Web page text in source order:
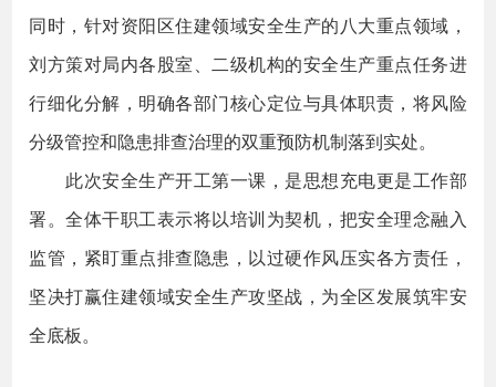
同时，针对资阳区住建领域安全生产的八大重点领域，
刘方策对局内各股室、二级机构的安全生产重点任务进
行细化分解，明确各部门核心定位与具体职责，将风险
分级管控和隐患排查治理的双重预防机制落到实处。
此次安全生产开工第一课，是思想充电更是工作部
署。全体干职工表示将以培训为契机，把安全理念融入
监管，紧盯重点排查隐患，以过硬作风压实各方责任，
坚决打赢住建领域安全生产攻坚战，为全区发展筑牢安
全底板。